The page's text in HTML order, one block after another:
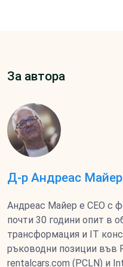
За автора
Д-р Андреас Майер
Андреас Майер е СЕО с
почти 30 години опит в
трансформация и IT
ръководни позиции във
rentalcars.com (PCLN) и